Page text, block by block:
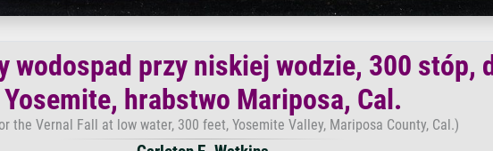
wodospad przy niskiej wodzie, 300 stóp,
Yosemite, hrabstwo Mariposa, Cal.
the Vernal Fall at low water, 300 feet, Yosemite Valley, Mariposa County, Cal.)